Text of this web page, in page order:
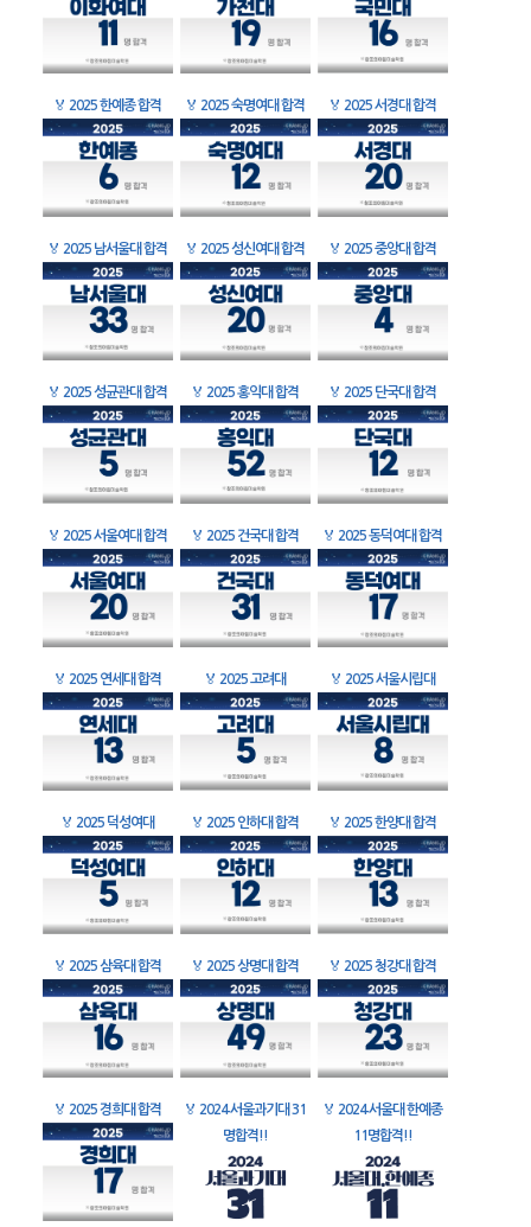
🏅 2025 한예종 합격 🏅 2025 숙명여대 합격 🏅 2025 서경대 합격
🏅 2025 남서울대 합격 🏅 2025 성신여대 합격 🏅 2025 중앙대 합격
🏅 2025 성균관대 합격 🏅 2025 홍익대 합격 🏅 2025 단국대 합격
🏅 2025 서울여대 합격 🏅 2025 건국대 합격 🏅 2025 동덕여대 합격
🏅 2025 연세대 합격 🏅 2025 고려대 🏅 2025 서울시립대
🏅 2025 덕성여대 🏅 2025 인하대 합격 🏅 2025 한양대 합격
🏅 2025 삼육대 합격 🏅 2025 상명대 합격 🏅 2025 청강대 합격
🏅 2025 경희대 합격 🏅 2024 서울과기대 31
명합격!!
🏅 2024 서울대 한예종
11명합격!!